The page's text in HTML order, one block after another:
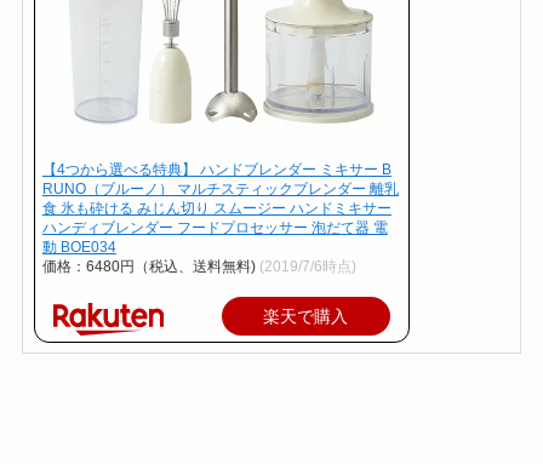
【4つから選べる特典】 ハンドブレンダー ミキサー B
RUNO（ブルーノ） マルチスティックブレンダー 離乳
食 氷も砕ける みじん切り スムージー ハンドミキサー
ハンディブレンダー フードプロセッサー 泡だて器 電
動 BOE034
価格：6480円（税込、送料無料) (2019/7/6時点)
楽天で購入